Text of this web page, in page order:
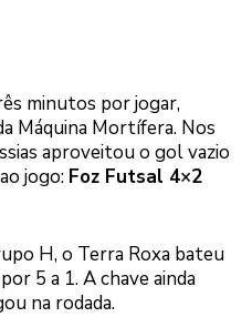
minutos por jogar,
Máquina Mortífera. Nos
aproveitou o gol vazio
jogo: Foz Futsal 4×2
H, o Terra Roxa bateu
5 a 1. A chave ainda
na rodada.